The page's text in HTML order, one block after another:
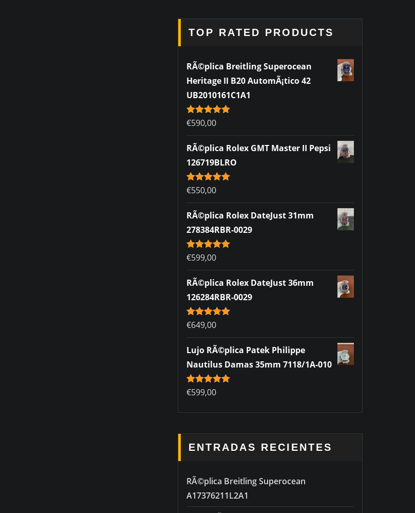
TOP RATED PRODUCTS
RÃ©plica Breitling Superocean
Heritage II B20 AutomÃ¡tico 42
UB2010161C1A1
Rated5.00
out of 5
€590,00
RÃ©plica Rolex GMT Master II Pepsi
126719BLRO
Rated5.00
out of 5
€550,00
RÃ©plica Rolex DateJust 31mm
278384RBR-0029
Rated5.00
out of 5
€599,00
RÃ©plica Rolex DateJust 36mm
126284RBR-0029
Rated5.00
out of 5
€649,00
Lujo RÃ©plica Patek Philippe
Nautilus Damas 35mm 7118/1A-010
Rated5.00
out of 5
€599,00
ENTRADAS RECIENTES
RÃ©plica Breitling Superocean
A17376211L2A1